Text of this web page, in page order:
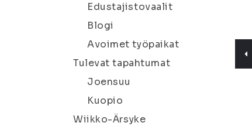
Edustajistovaalit
Blogi
Avoimet työpaikat
Tulevat tapahtumat
Joensuu
Kuopio
Wiikko-Ärsyke